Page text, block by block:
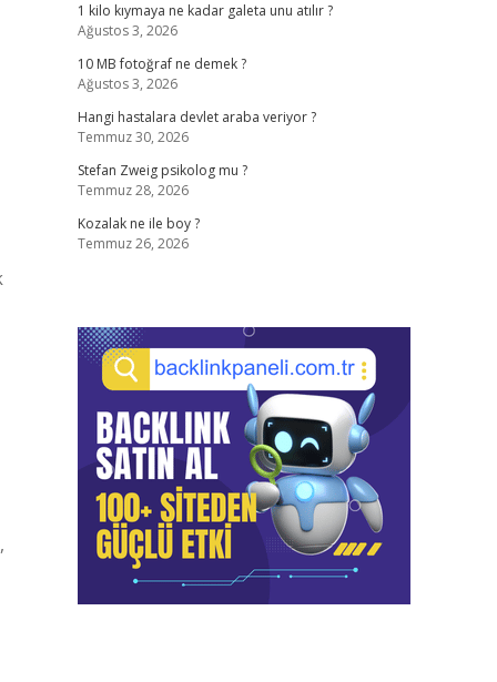
1 kilo kıymaya ne kadar galeta unu atılır ?
Ağustos 3, 2026
10 MB fotoğraf ne demek ?
Ağustos 3, 2026
Hangi hastalara devlet araba veriyor ?
Temmuz 30, 2026
Stefan Zweig psikolog mu ?
Temmuz 28, 2026
Kozalak ne ile boy ?
Temmuz 26, 2026